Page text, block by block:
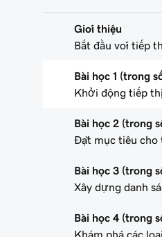
Giới thiệu
Bắt đầu với tiếp
Bài học 1 (trong
Khởi động tiếp
Bài học 2 (trong
Đặt mục tiêu cho
Bài học 3 (trong
Xây dựng danh
Bài học 4 (trong
Khám phá các